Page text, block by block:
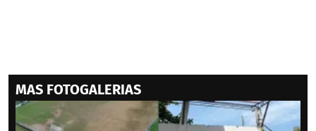
MAS FOTOGALERIAS